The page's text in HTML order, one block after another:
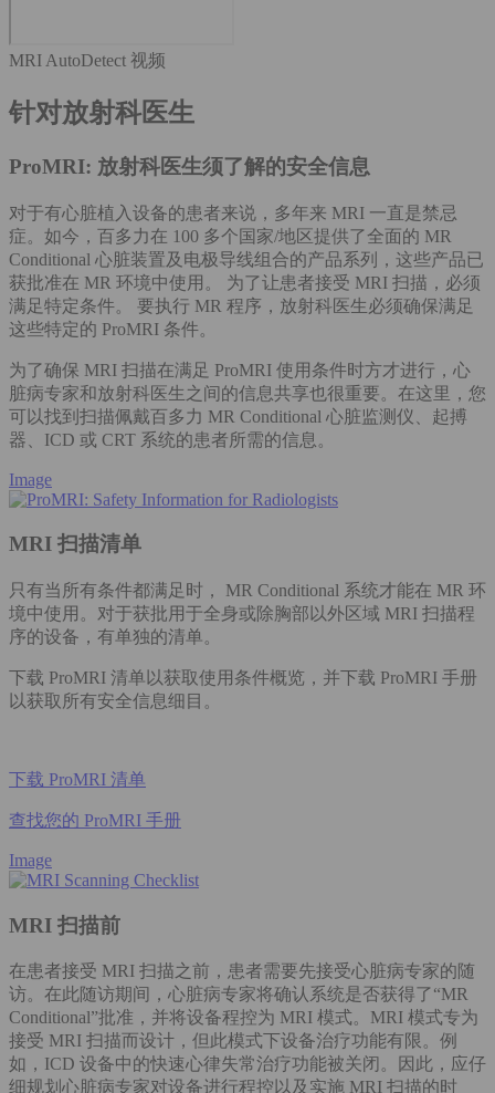
MRI AutoDetect 视频
针对放射科医生
ProMRI: 放射科医生须了解的安全信息
对于有心脏植入设备的患者来说，多年来 MRI 一直是禁忌
症。如今，百多力在 100 多个国家/地区提供了全面的 MR
Conditional 心脏装置及电极导线组合的产品系列，这些产品已
获批准在 MR 环境中使用。 为了让患者接受 MRI 扫描，必须
满足特定条件。 要执行 MR 程序，放射科医生必须确保满足
这些特定的 ProMRI 条件。
为了确保 MRI 扫描在满足 ProMRI 使用条件时方才进行，心
脏病专家和放射科医生之间的信息共享也很重要。在这里，您
可以找到扫描佩戴百多力 MR Conditional 心脏监测仪、起搏
器、ICD 或 CRT 系统的患者所需的信息。
Image
MRI 扫描清单
只有当所有条件都满足时， MR Conditional 系统才能在 MR 环
境中使用。对于获批用于全身或除胸部以外区域 MRI 扫描程
序的设备，有单独的清单。
下载 ProMRI 清单以获取使用条件概览，并下载 ProMRI 手册
以获取所有安全信息细目。
下载 ProMRI 清单
查找您的 ProMRI 手册
Image
MRI 扫描前
在患者接受 MRI 扫描之前，患者需要先接受心脏病专家的随
访。在此随访期间，心脏病专家将确认系统是否获得了“MR
Conditional”批准，并将设备程控为 MRI 模式。MRI 模式专为
接受 MRI 扫描而设计，但此模式下设备治疗功能有限。例
如，ICD 设备中的快速心律失常治疗功能被关闭。因此，应仔
细规划心脏病专家对设备进行程控以及实施 MRI 扫描的时